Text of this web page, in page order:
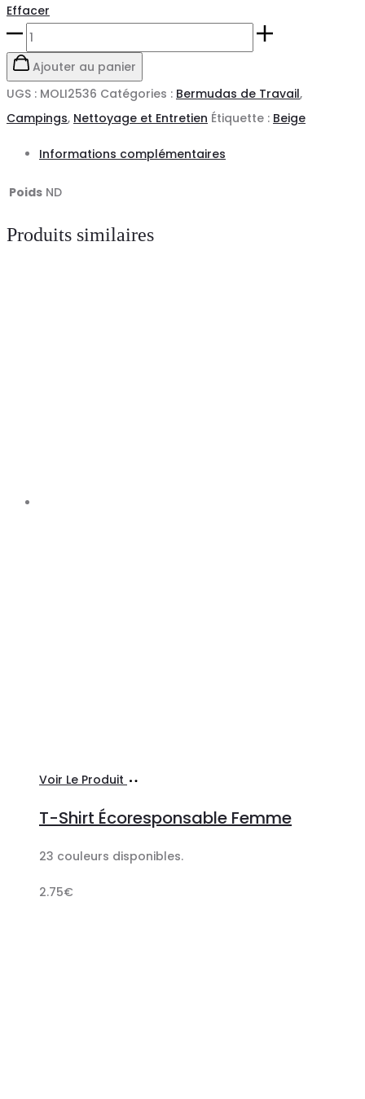
Effacer
quantité
de
Bermuda
Ajouter au panier
UGS : MOLI2536 Catégories : Bermudas de Travail,
Campings, Nettoyage et Entretien Étiquette : Beige
Informations complémentaires
Poids ND
Produits similaires
Voir Le Produit
panier
T-Shirt Écoresponsable Femme
23 couleurs disponibles.
2.75€